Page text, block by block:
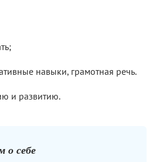
навыки, грамотная речь.
и развитию.
о себе